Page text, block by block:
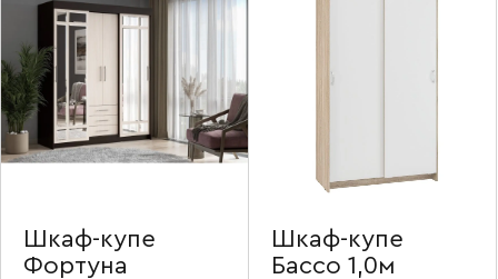
Шкаф-купе
Фортуна
Шкаф-купе
Бассо 1,0м